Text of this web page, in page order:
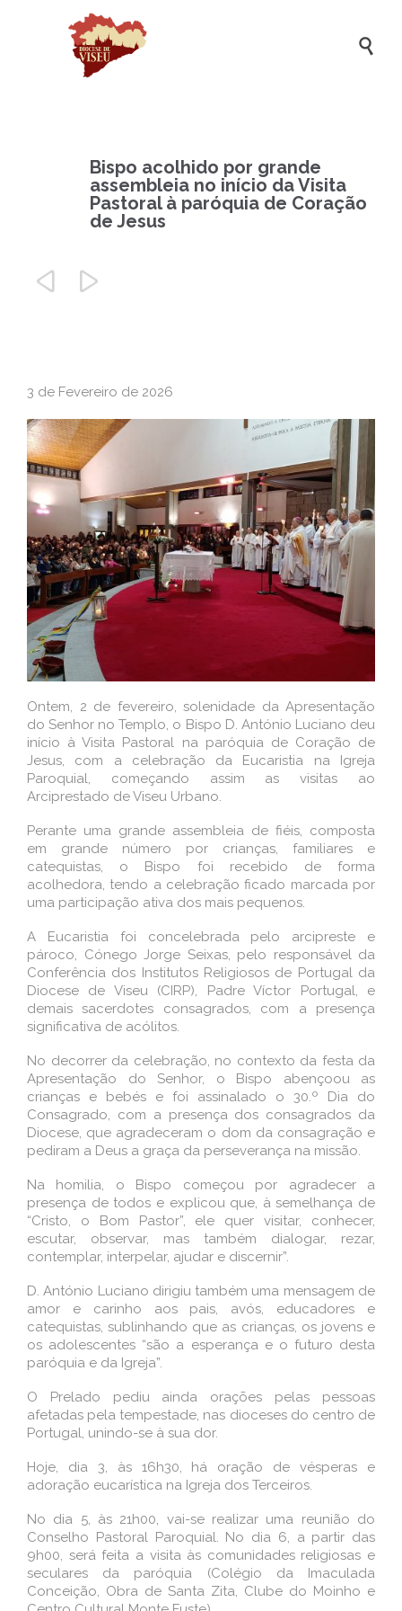

Bispo acolhido por grande
assembleia no início da Visita
Pastoral à paróquia de Coração
de Jesus
 
3 de Fevereiro de 2026
Ontem, 2 de fevereiro, solenidade da Apresentação
do Senhor no Templo, o Bispo D. António Luciano deu
início à Visita Pastoral na paróquia de Coração de
Jesus, com a celebração da Eucaristia na Igreja
Paroquial, começando assim as visitas ao
Arciprestado de Viseu Urbano.
Perante uma grande assembleia de fiéis, composta
em grande número por crianças, familiares e
catequistas, o Bispo foi recebido de forma
acolhedora, tendo a celebração ficado marcada por
uma participação ativa dos mais pequenos.
A Eucaristia foi concelebrada pelo arcipreste e
pároco, Cónego Jorge Seixas, pelo responsável da
Conferência dos Institutos Religiosos de Portugal da
Diocese de Viseu (CIRP), Padre Víctor Portugal, e
demais sacerdotes consagrados, com a presença
significativa de acólitos.
No decorrer da celebração, no contexto da festa da
Apresentação do Senhor, o Bispo abençoou as
crianças e bebés e foi assinalado o 30.º Dia do
Consagrado, com a presença dos consagrados da
Diocese, que agradeceram o dom da consagração e
pediram a Deus a graça da perseverança na missão.
Na homilia, o Bispo começou por agradecer a
presença de todos e explicou que, à semelhança de
“Cristo, o Bom Pastor”, ele quer visitar, conhecer,
escutar, observar, mas também dialogar, rezar,
contemplar, interpelar, ajudar e discernir”.
D. António Luciano dirigiu também uma mensagem de
amor e carinho aos pais, avós, educadores e
catequistas, sublinhando que as crianças, os jovens e
os adolescentes “são a esperança e o futuro desta
paróquia e da Igreja”.
O Prelado pediu ainda orações pelas pessoas
afetadas pela tempestade, nas dioceses do centro de
Portugal, unindo-se à sua dor.
Hoje, dia 3, às 16h30, há oração de vésperas e
adoração eucarística na Igreja dos Terceiros.
No dia 5, às 21h00, vai-se realizar uma reunião do
Conselho Pastoral Paroquial. No dia 6, a partir das
9h00, será feita a visita às comunidades religiosas e
seculares da paróquia (Colégio da Imaculada
Conceição, Obra de Santa Zita, Clube do Moinho e